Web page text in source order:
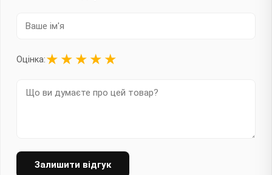
Оцінка:★ ★ ★ ★ ★
Залишити відгук